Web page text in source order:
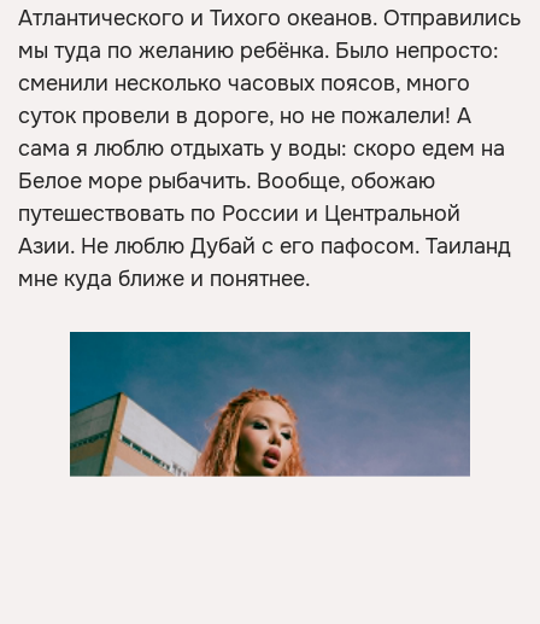
Атлантического и Тихого океанов. Отправились
мы туда по желанию ребёнка. Было непросто:
сменили несколько часовых поясов, много
суток провели в дороге, но не пожалели! А
сама я люблю отдыхать у воды: скоро едем на
Белое море рыбачить. Вообще, обожаю
путешествовать по России и Центральной
Азии. Не люблю Дубай с его пафосом. Таиланд
мне куда ближе и понятнее.